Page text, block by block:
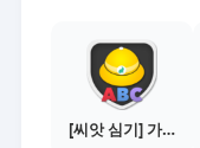
[씨앗 심기] 가이드보기 - 매체별 활동 가이드